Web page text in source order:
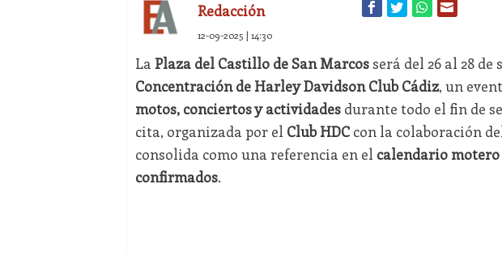
Redacción
12-09-2025 | 14:30
La Plaza del Castillo de San Marcosserá del 26 al 28
Concentración de Harley Davidson Club Cádiz, un
motos, conciertos y actividadesdurante todo el fin de
cita, organizada por el Club HDCcon la colaboración
consolida como una referencia en el calendario
confirmados.